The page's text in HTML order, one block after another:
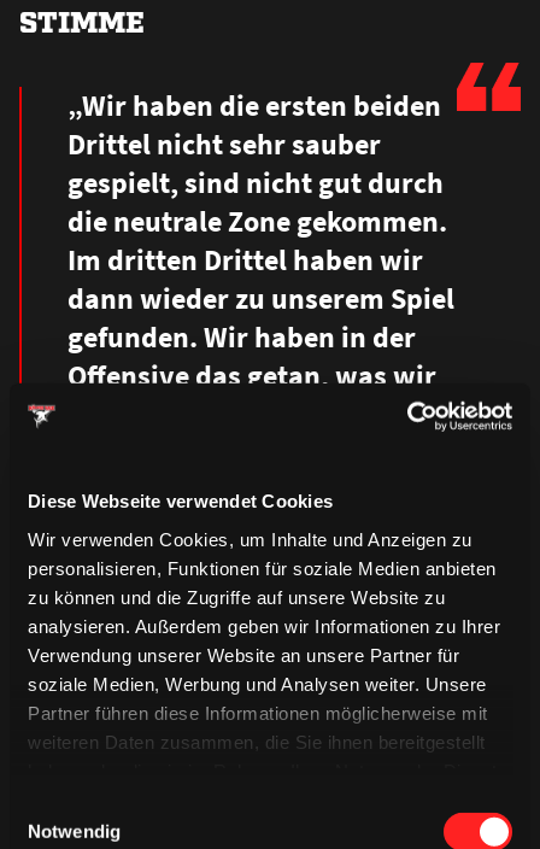
Diese Webseite verwendet Cookies
Wir verwenden Cookies, um Inhalte und Anzeigen zu
personalisieren, Funktionen für soziale Medien anbieten
zu können und die Zugriffe auf unsere Website zu
analysieren. Außerdem geben wir Informationen zu Ihrer
Verwendung unserer Website an unsere Partner für
soziale Medien, Werbung und Analysen weiter. Unsere
Partner führen diese Informationen möglicherweise mit
weiteren Daten zusammen, die Sie ihnen bereitgestellt
Notwendig
STIMME
„Wir haben die ersten beiden
Drittel nicht sehr sauber
gespielt, sind nicht gut durch
die neutrale Zone gekommen.
Im dritten Drittel haben wir
dann wieder zu unserem Spiel
gefunden. Wir haben in der
Offensive das getan, was wir
PARKER TUOMIE
„Beide Torhüter haben in
allen drei Spielen sehr stark
gespielt, was es beiden Teams
schwer macht, Tore zu
bisher physichste Spiel der